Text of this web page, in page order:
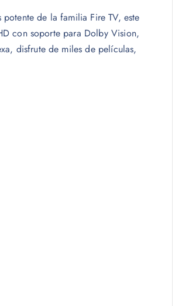
de la familia Fire TV, este
con soporte para Dolby Vision,
disfrute de miles de películas,